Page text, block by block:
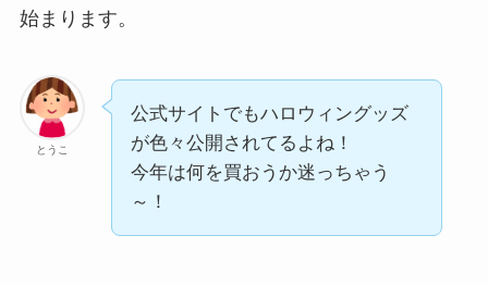
始まります。
とうこ
公式サイトでもハロウィングッズ
が色々公開されてるよね！
今年は何を買おうか迷っちゃう
～！